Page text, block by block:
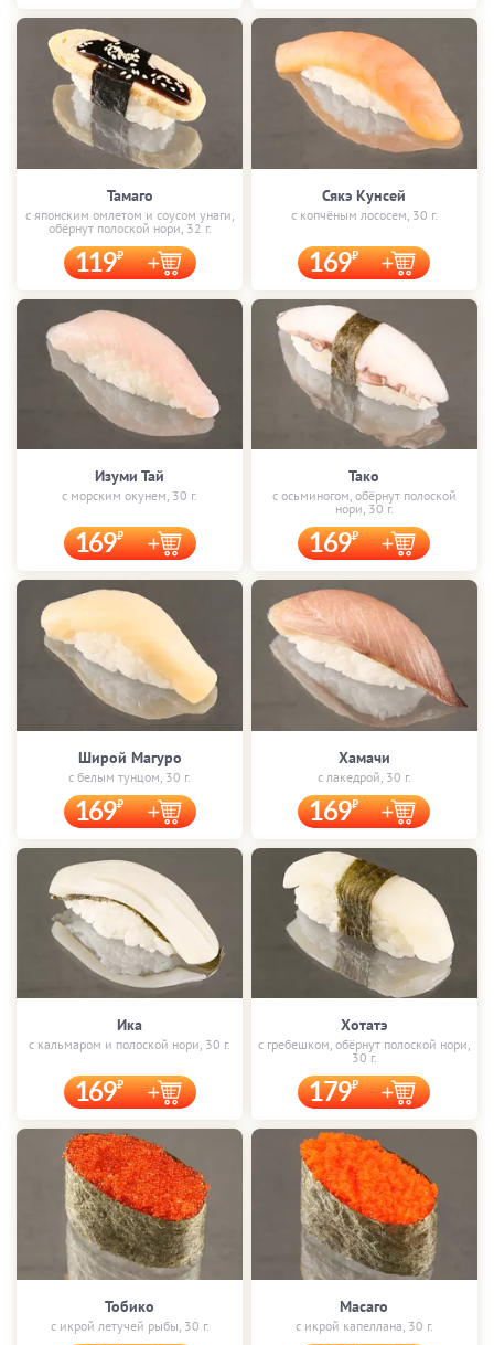
Тамаго
с японским омлетом и соусом унаги,
обёрнут полоской нори, 32 г.
119
Сякэ Кунсей
с копчёным лососем, 30 г.
169
Изуми Тай
с морским окунем, 30 г.
169
Тако
с осьминогом, обёрнут полоской
нори, 30 г.
169
Широй Магуро
с белым тунцом, 30 г.
169
Хамачи
с лакедрой, 30 г.
169
Ика
с кальмаром и полоской нори, 30 г.
169
Хотатэ
с гребешком, обёрнут полоской нори,
30 г.
179
Тобико
с икрой летучей рыбы, 30 г.
Масаго
с икрой капеллана, 30 г.